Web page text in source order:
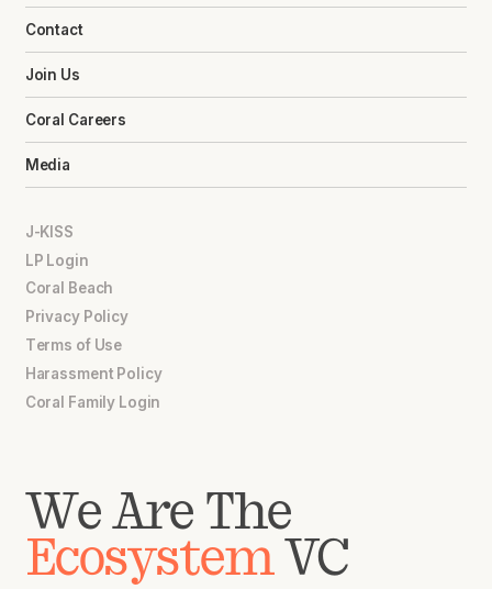
Contact
Join Us
Coral Careers
Media
J-KISS
LP Login
Coral Beach
Privacy Policy
Terms of Use
Harassment Policy
Coral Family Login
We Are The
EcosystemVC